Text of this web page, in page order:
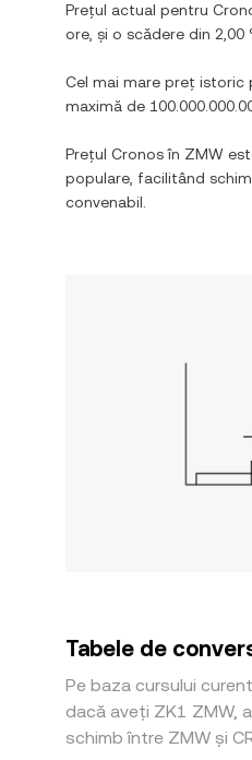
Prețul actual pentru
ore, și o scădere din 2,00
Cel mai mare preț istoric
maximă de
Prețul Cronosîn ZMW
populare, facilitând
convenabil.
Tabele de
Pe baza cursului
dacă aveți ZK1 ZMW,
schimb între ZMW și